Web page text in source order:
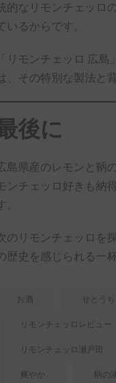
的なリモンチェッロ
いるからです。
「リモンチェッロ 広
、その特別な製法と
後に
島県産のレモンと鞆
ンチェッロ好きも納
。
のリモンチェッロを
歴史を感じられる一
お酒 せとう
リモンチェッロレビュー
リモンチェッロ瀬戸田
爽やか 鞆の